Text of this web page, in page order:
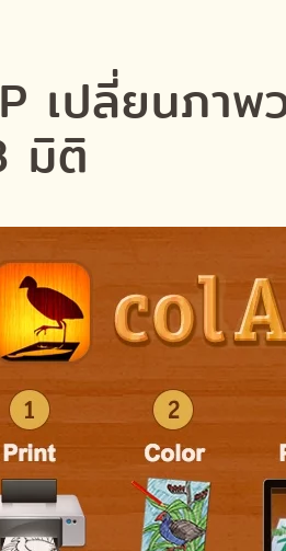
เปลี่ยนภาพ
มิติ